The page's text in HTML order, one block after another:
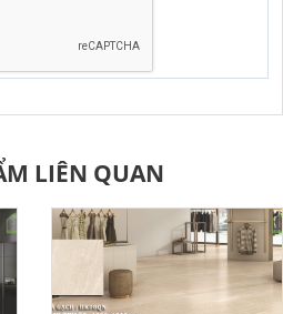
LIÊN QUAN